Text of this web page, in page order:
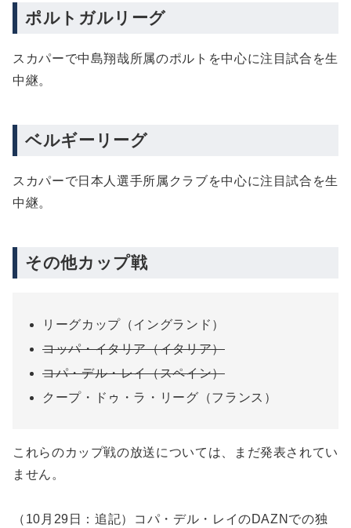
ポルトガルリーグ
スカパーで中島翔哉所属のポルトを中心に注目試合を生
中継。
ベルギーリーグ
スカパーで日本人選手所属クラブを中心に注目試合を生
中継。
その他カップ戦
リーグカップ（イングランド）
コッパ・イタリア（イタリア）
コパ・デル・レイ（スペイン）
クープ・ドゥ・ラ・リーグ（フランス）
これらのカップ戦の放送については、まだ発表されてい
ません。
（10月29日：追記）コパ・デル・レイのDAZNでの独